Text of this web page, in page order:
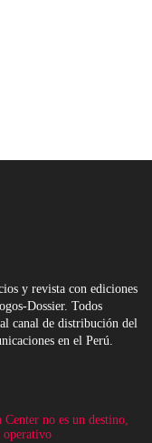
y revista con ediciones
Dossier. Todos
canal de distribución del
en el Perú.
no es un destino,
operativo